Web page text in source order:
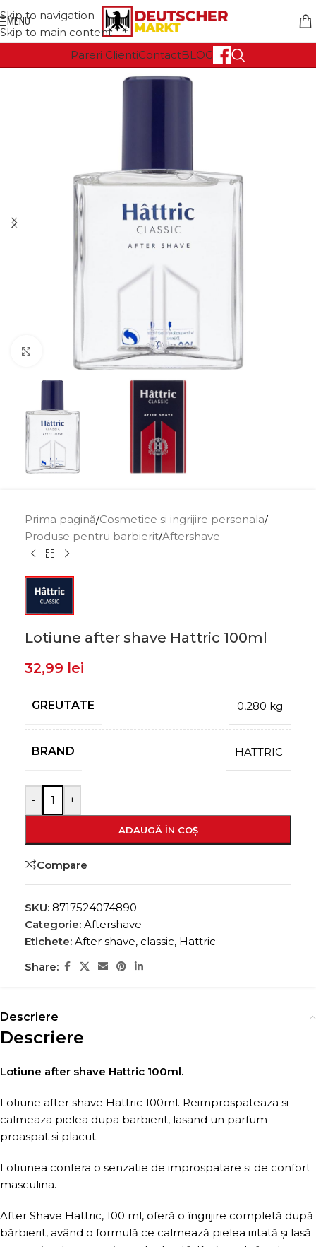
Skip to navigation
Skip to main content
MENU
Pareri ClientiContactBLOG
Click to enlarge
Prima pagină/Cosmetice si ingrijire personala/
Produse pentru barbierit/Aftershave
Lotiune after shave Hattric 100ml
32,99 lei
GREUTATE 0,280 kg
BRAND HATTRIC
- +
ADAUGĂ ÎN COȘ
Compare
SKU: 8717524074890
Categorie: Aftershave
Etichete: After shave, classic, Hattric
Share:
Descriere
Descriere
Lotiune after shave Hattric 100ml.
Lotiune after shave Hattric 100ml. Reimprospateaza si
calmeaza pielea dupa barbierit, lasand un parfum
proaspat si placut.
Lotiunea confera o senzatie de improspatare si de confort
masculina.
After Shave Hattric, 100 ml, oferă o îngrijire completă după
bărbierit, având o formulă ce calmează pielea iritată și lasă